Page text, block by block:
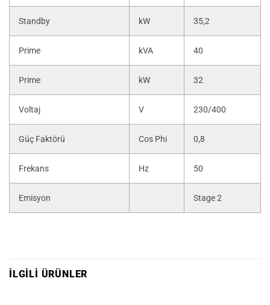
Standby kW 35,2
Prime kVA 40
Prime kW 32
Voltaj V 230/400
Güç Faktörü Cos Phi 0,8
Frekans Hz 50
Emisyon Stage 2
İLGILI ÜRÜNLER